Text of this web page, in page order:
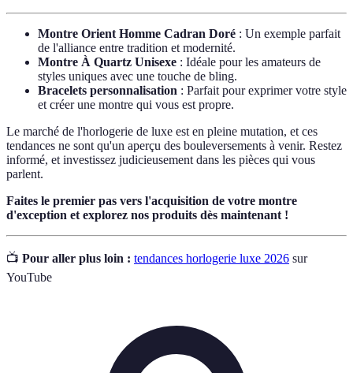
Montre Orient Homme Cadran Doré : Un exemple parfait
de l'alliance entre tradition et modernité.
Montre À Quartz Unisexe : Idéale pour les amateurs de
styles uniques avec une touche de bling.
Bracelets personnalisation : Parfait pour exprimer votre style
et créer une montre qui vous est propre.
Le marché de l'horlogerie de luxe est en pleine mutation, et ces
tendances ne sont qu'un aperçu des bouleversements à venir. Restez
informé, et investissez judicieusement dans les pièces qui vous
parlent.
Faites le premier pas vers l'acquisition de votre montre
d'exception et explorez nos produits dès maintenant !
📺 Pour aller plus loin : tendances horlogerie luxe 2026 sur
YouTube